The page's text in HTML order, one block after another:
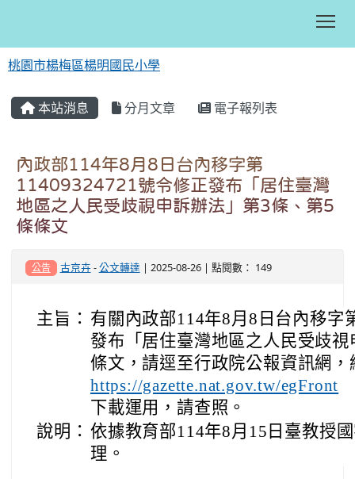
桃園市楊梅區楊明國民小學
本站消息 分月文章 電子報列表
內政部114年8月8日台內移字第
11409324721號令修正發布「居住臺灣
地區之人民受歧視申訴辦法」第3條、第5
條條文
公告 古京卉-公文轉達 | 2025-08-26 | 點閱數： 149
主旨： 有關內政部114年8月8日台內移字
發布「居住臺灣地區之人民受歧
條文，請逕至行政院公報資訊網，
https://gazette.nat.gov.tw/egFront
下載運用，請查照。
說明： 依據教育部114年8月15日臺教授
理。